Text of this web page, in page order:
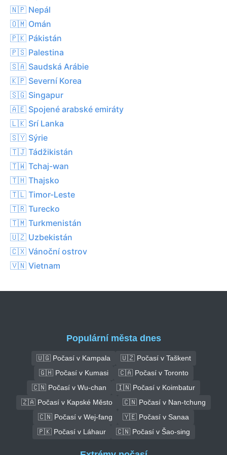
🇳🇵 Nepál
🇴🇲 Omán
🇵🇰 Pákistán
🇵🇸 Palestina
🇸🇦 Saudská Arábie
🇰🇵 Severní Korea
🇸🇬 Singapur
🇦🇪 Spojené arabské emiráty
🇱🇰 Srí Lanka
🇸🇾 Sýrie
🇹🇯 Tádžikistán
🇹🇼 Tchaj-wan
🇹🇭 Thajsko
🇹🇱 Timor-Leste
🇹🇷 Turecko
🇹🇲 Turkmenistán
🇺🇿 Uzbekistán
🇨🇽 Vánoční ostrov
🇻🇳 Vietnam
Populární města dnes
🇺🇬 Počasí v Kampala
🇺🇿 Počasí v Taškent
🇬🇭 Počasí v Kumasi
🇨🇦 Počasí v Toronto
🇨🇳 Počasí v Wu-chan
🇮🇳 Počasí v Koimbatur
🇿🇦 Počasí v Kapské Město
🇨🇳 Počasí v Nan-tchung
🇨🇳 Počasí v Wej-fang
🇾🇪 Počasí v Sanaa
🇵🇰 Počasí v Láhaur
🇨🇳 Počasí v Šao-sing